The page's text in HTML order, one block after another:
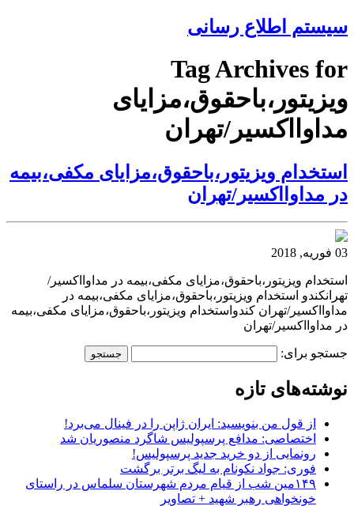
سیستم اطلاع رسانی
Tag Archives for
ویزیتور،باحقوق،مزایای
مداوااکسیر/تهران
استخدام ویزیتور،باحقوق،مزایای مکفی،بیمه
در مداوااکسیر/تهران
03 فوریه, 2018
استخدام ویزیتور،باحقوق،مزایای مکفی،بیمه در مداوااکسیر/
تهرانکندو استخدام ویزیتور،باحقوق،مزایای مکفی،بیمه در
مداوااکسیر/تهران کندواستخدام ویزیتور،باحقوق،مزایای مکفی،بیمه
در مداوااکسیر/تهران
جستجو برای:
نوشته‌های تازه
از قول من بنویسید: ایران ژاپن را در فینال می‌برد!
اختصاصی: مدافع پرسپولیس شاگرد منصوریان شد
رونمایی از دو خرید جدید پرسپولیس!
فوری: جواد نکونام به لیگ برتر برگشت
۱۴۹مین شب از قیام مردم شهرستان سلماس در راستای
خونخواهی رهبر شهید + تصاویر